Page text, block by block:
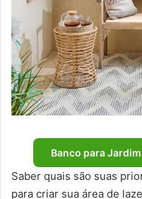
Banco para
Saber quais são suas
para criar sua área de